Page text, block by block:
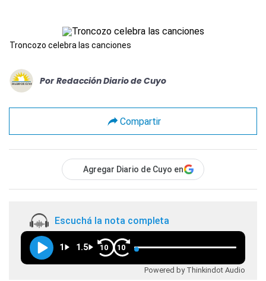
Troncozo celebra las canciones
Por Redacción Diario de Cuyo
Compartir
Agregar Diario de Cuyo en
Escuchá la nota completa
1 1.5 10 10
Powered by Thinkindot Audio